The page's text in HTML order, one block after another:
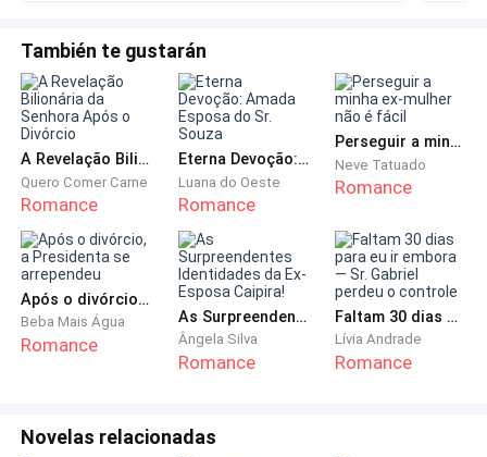
outro soco atinge meu estômago, me fazendo gritar
novamente.
— Pare de me chamar assim! Não sou seu pai, nunca
fui! — ele grita, e outro soco me atinge. — Você foi só
um peso que fui obrigado a carregar por amar a
Me jogo no chão, em uma tentativa de me proteger,
mas meus braços não são suficientes contra a fúria
dele. Meu corpo já não reage; apenas recebe os
golpes como se fossem inevitáveis. As lágrimas
También te gustarán
A Revelação Bilionária da Senhora Após o Divórcio
Quero Comer Carne
Romance
Eterna Devoção: Amada Esposa do Sr. Souza
Luana do Oeste
Romance
Perseguir a minha ex-mulher não é fácil
Neve Tatuado
Romance
Após o divórcio, a Presidenta se arrependeu
Beba Mais Água
Romance
As Surpreendentes Identidades da Ex-Esposa Caipira!
Ângela Silva
Romance
Faltam 30 dias para eu ir embora — Sr. Gabriel perdeu o controle
Lívia Andrade
Romance
Novelas relacionadas